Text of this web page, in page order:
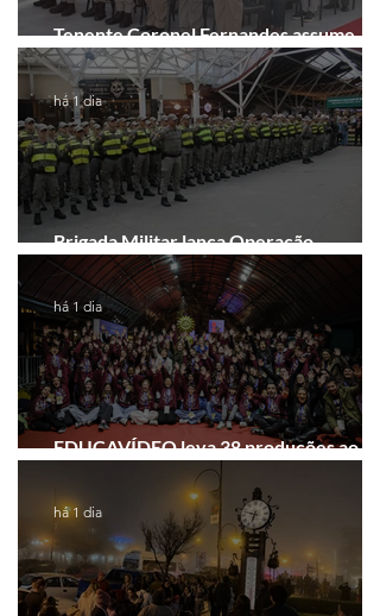
Tenente Coronel Fernandes assume
comando do 41º BPM em Gramado
Brigada Militar lança Operação
Convergência na Região das Hortênsias
há 1 dia
EDUCAVÍDEO leva 38 produções ao
Festival de Cinema de Gramado
há 1 dia
há 1 dia